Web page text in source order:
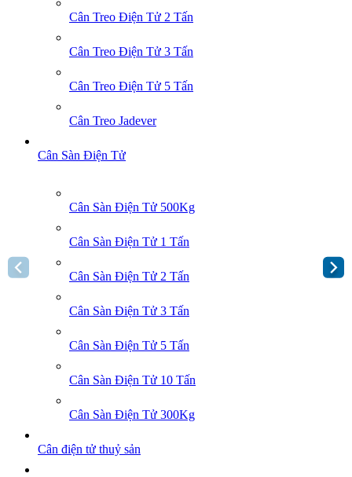
Cân Treo Điện Tử 2 Tấn
Cân Treo Điện Tử 3 Tấn
Cân Treo Điện Tử 5 Tấn
Cân Treo Jadever
Cân Sàn Điện Tử
Cân Sàn Điện Tử 500Kg
Cân Sàn Điện Tử 1 Tấn
Cân Sàn Điện Tử 2 Tấn
Cân Sàn Điện Tử 3 Tấn
Cân Sàn Điện Tử 5 Tấn
Cân Sàn Điện Tử 10 Tấn
Cân Sàn Điện Tử 300Kg
Cân điện tử thuỷ sản